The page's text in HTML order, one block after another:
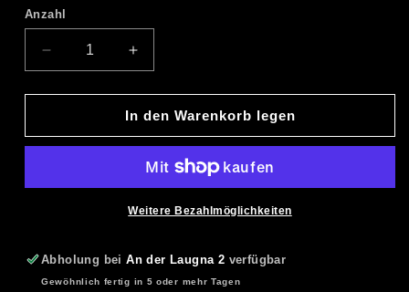
Anzahl
Verringere
die
Menge
Stretch-
Erhöhe
die
Menge
für
Stretch-
Damen
In den Warenkorb legen
Weitere Bezahlmöglichkeiten
Abholung beiAn der Laugna 2 verfügbar
Gewöhnlich fertig in 5 oder mehr Tagen